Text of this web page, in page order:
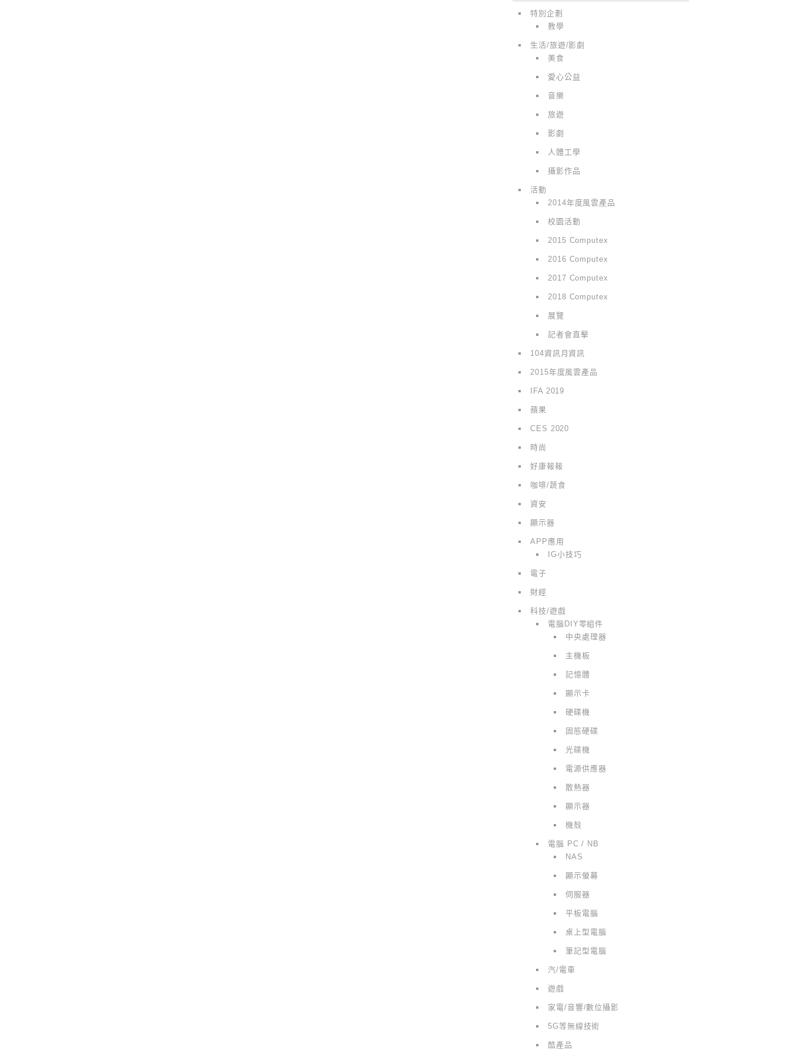
特別企劃
教學
生活/旅遊/影劇
美食
愛心公益
音樂
旅遊
影劇
人體工學
攝影作品
活動
2014年度風雲產品
校園活動
2015 Computex
2016 Computex
2017 Computex
2018 Computex
展覽
記者會直擊
104資訊月資訊
2015年度風雲產品
IFA 2019
蘋果
CES 2020
時尚
好康報報
咖啡/蔬食
資安
顯示器
APP應用
IG小技巧
電子
財經
科技/遊戲
電腦DIY零組件
中央處理器
主機板
記憶體
顯示卡
硬碟機
固態硬碟
光碟機
電源供應器
散熱器
顯示器
機殼
電腦 PC / NB
NAS
顯示螢幕
伺服器
平板電腦
桌上型電腦
筆記型電腦
汽/電車
遊戲
家電/音響/數位攝影
5G等無線技術
酷產品